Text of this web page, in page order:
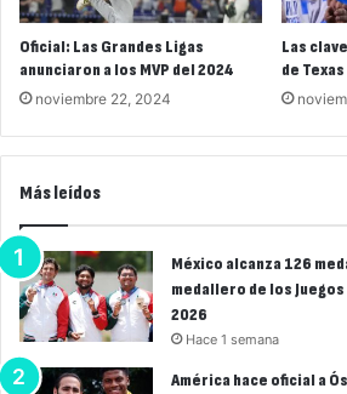
Oficial: Las Grandes Ligas
anunciaron a los MVP del 2024
noviembre 22, 2024
Las
de
Más leídos
México alcanza 126
medallero de los
2026
Hace 1 semana
América hace oficial a